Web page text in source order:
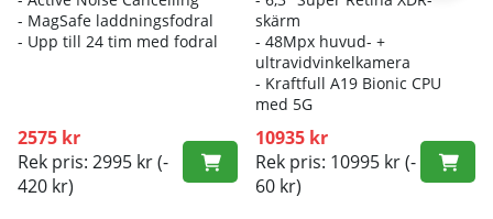
- MagSafe laddningsfodral
- Upp till 24 tim med fodral
2575 kr
Rek pris: 2995 kr(-
420 kr)
skärm
- 48Mpx huvud- +
ultravidvinkelkamera
- Kraftfull A19 Bionic CPU
med 5G
10935 kr
Rek pris: 10995 kr(-
60 kr)